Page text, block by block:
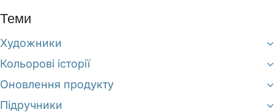
Теми
Художники
Кольорові історії
Оновлення продукту
Підручники